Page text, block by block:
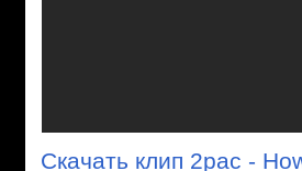
Скачать клип 2pac -